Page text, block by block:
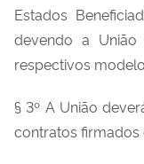
Estados
devendo a
respectivos
§ 3º A União
contratos firmados